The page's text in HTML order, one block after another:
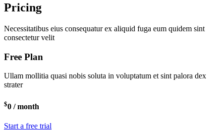
Pricing
Necessitatibus eius consequatur ex aliquid fuga eum quidem sint
consectetur velit
Free Plan
Ullam mollitia quasi nobis soluta in voluptatum et sint palora dex
strater
$0 / month
Start a free trial